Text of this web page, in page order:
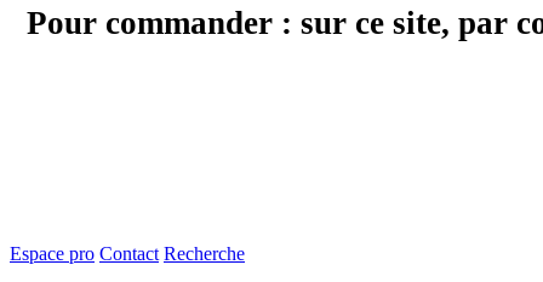
Pour commander : sur ce site, par
Espace pro Contact Recherche